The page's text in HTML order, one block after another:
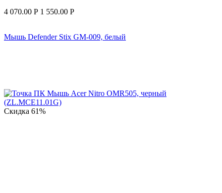
4 070.00 Р 1 550.00 Р
Мышь Defender Stix GM-009, белый
Скидка 61%